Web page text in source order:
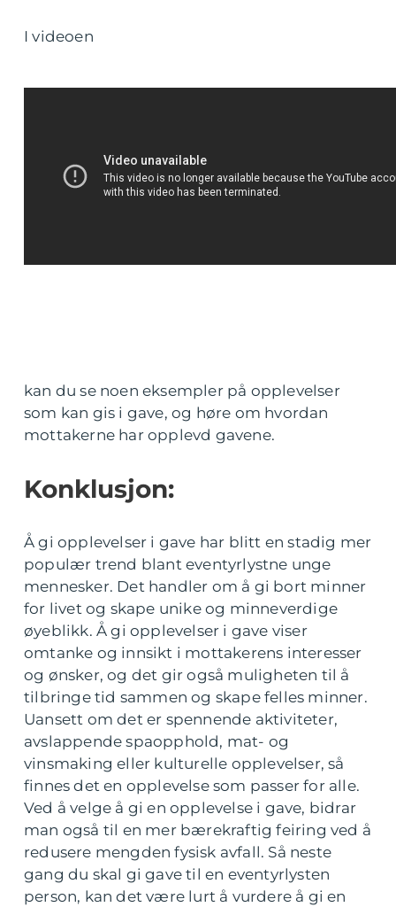
I videoen
kan du se noen eksempler på opplevelser
som kan gis i gave, og høre om hvordan
mottakerne har opplevd gavene.
Konklusjon:
Å gi opplevelser i gave har blitt en stadig mer
populær trend blant eventyrlystne unge
mennesker. Det handler om å gi bort minner
for livet og skape unike og minneverdige
øyeblikk. Å gi opplevelser i gave viser
omtanke og innsikt i mottakerens interesser
og ønsker, og det gir også muligheten til å
tilbringe tid sammen og skape felles minner.
Uansett om det er spennende aktiviteter,
avslappende spaopphold, mat- og
vinsmaking eller kulturelle opplevelser, så
finnes det en opplevelse som passer for alle.
Ved å velge å gi en opplevelse i gave, bidrar
man også til en mer bærekraftig feiring ved å
redusere mengden fysisk avfall. Så neste
gang du skal gi gave til en eventyrlysten
person, kan det være lurt å vurdere å gi en